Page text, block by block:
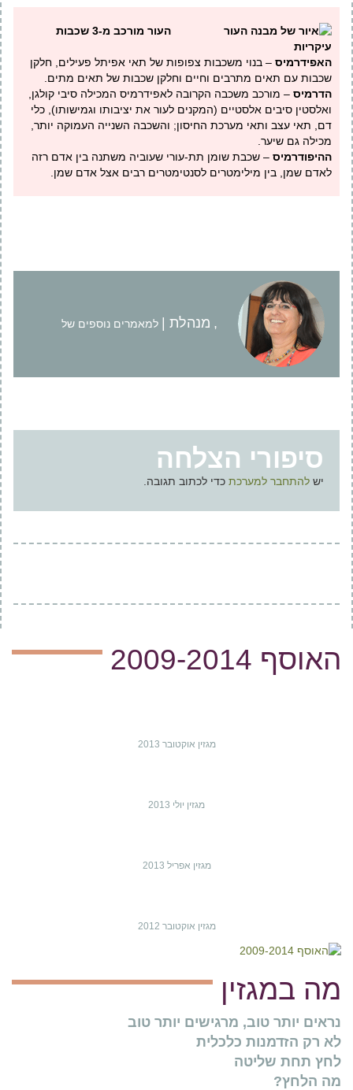
העור מורכב מ-3 שכבות
עיקריות
האפידרמיס – בנוי משכבות צפופות של תאי אפיתל פעילים, חלקן
שכבות עם תאים מתרבים וחיים וחלקן שכבות של תאים מתים.
הדרמיס – מורכב משכבה הקרובה לאפידרמיס המכילה סיבי קולגן,
ואלסטין סיבים אלסטיים (המקנים לעור את יציבותו וגמישותו), כלי
דם, תאי עצב ותאי מערכת החיסון; והשכבה השנייה העמוקה יותר,
מכילה גם שיער.
ההיפודרמיס – שכבת שומן תת-עורי שעוביה משתנה בין אדם רזה
לאדם שמן, בין מילימטרים לסנטימטרים רבים אצל אדם שמן.
, מנהלת | למאמרים נוספים של
סיפורי הצלחה
יש להתחבר למערכת כדי לכתוב תגובה.
האוסף 2009-2014
מגזין אוקטובר 2013
מגזין יולי 2013
מגזין אפריל 2013
מגזין אוקטובר 2012
מה במגזין
נראים יותר טוב, מרגישים יותר טוב
לא רק הזדמנות כלכלית
לחץ תחת שליטה
מה הלחץ?